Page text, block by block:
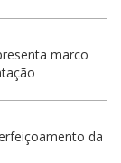
marco
da